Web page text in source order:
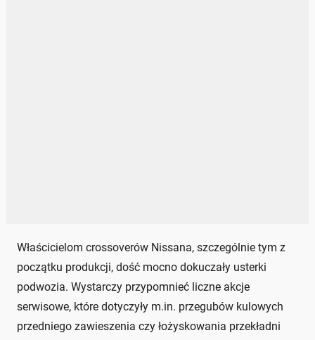
Właścicielom crossoverów Nissana, szczególnie tym z
początku produkcji, dość mocno dokuczały usterki
podwozia. Wystarczy przypomnieć liczne akcje
serwisowe, które dotyczyły m.in. przegubów kulowych
przedniego zawieszenia czy łożyskowania przekładni